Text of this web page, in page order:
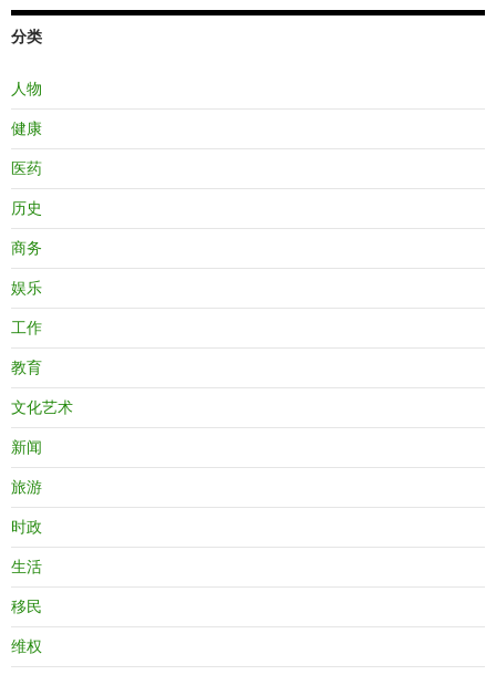
分类
人物
健康
医药
历史
商务
娱乐
工作
教育
文化艺术
新闻
旅游
时政
生活
移民
维权